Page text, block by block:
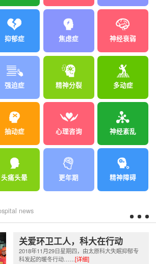
抑郁症 焦虑症 神经衰弱
强迫症 精神分裂 多动症
抽动症 心理咨询 神经紊乱
头痛头晕 更年期 精神障碍
news
关爱环卫工人，科大在行动
2018年11月29日星期四，由太原科大失眠抑郁专
科发起的暖冬行动……[详细]